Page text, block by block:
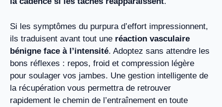
Si les symptômes du purpura d’effort impressionnent,
ils traduisent avant tout une réaction vasculaire
bénigne face à l’intensité. Adoptez sans attendre les
bons réflexes : repos, froid et compression légère
pour soulager vos jambes. Une gestion intelligente de
la récupération vous permettra de retrouver
rapidement le chemin de l’entraînement en toute